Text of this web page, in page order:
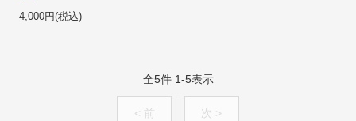
4,000円(税込)
全5件 1-5表示
< 前 次 >